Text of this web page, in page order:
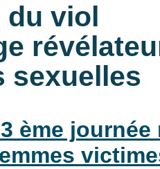
du viol
sexuelles
ème